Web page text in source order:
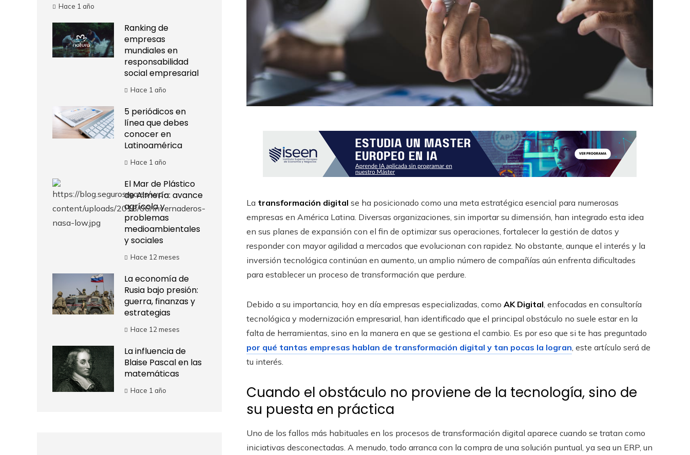
La transformación digital se ha posicionado como una meta estratégica esencial para numerosas
empresas en América Latina. Diversas organizaciones, sin importar su dimensión, han integrado esta idea
en sus planes de expansión con el fin de optimizar sus operaciones, fortalecer la gestión de datos y
responder con mayor agilidad a mercados que evolucionan con rapidez. No obstante, aunque el interés y la
inversión tecnológica continúan en aumento, un amplio número de compañías aún enfrenta dificultades
para establecer un proceso de transformación que perdure.
Debido a su importancia, hoy en día empresas especializadas, como AK Digital, enfocadas en consultoría
tecnológica y modernización empresarial, han identificado que el principal obstáculo no suele estar en la
falta de herramientas, sino en la manera en que se gestiona el cambio. Es por eso que si te has preguntado
por qué tantas empresas hablan de transformación digital y tan pocas la logran, este artículo será de
tu interés.
Cuando el obstáculo no proviene de la tecnología, sino de
su puesta en práctica
Uno de los fallos más habituales en los procesos de transformación digital aparece cuando se tratan como
iniciativas desconectadas. A menudo, todo arranca con la compra de una solución puntual, ya sea un ERP, un
Hace 1 año
Ranking de
empresas
mundiales en
responsabilidad
social empresarial
Hace 1 año
5 periódicos en
línea que debes
conocer en
Latinoamérica
Hace 1 año
El Mar de Plástico
de Almería: avance
agrícola y
problemas
medioambientales
y sociales
Hace 12 meses
La economía de
Rusia bajo presión:
guerra, finanzas y
estrategias
Hace 12 meses
La influencia de
Blaise Pascal en las
matemáticas
Hace 1 año